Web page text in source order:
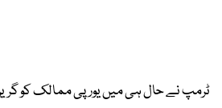
ٹرمپ نے حال ہی میں یورپی ممالک کو